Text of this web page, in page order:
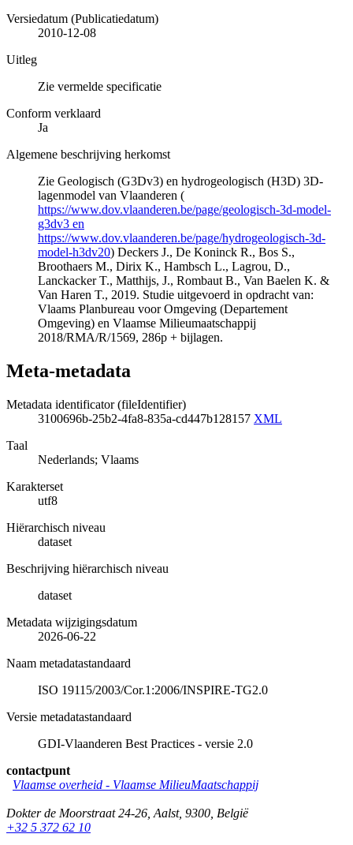
Versiedatum (Publicatiedatum)
2010-12-08
Uitleg
Zie vermelde specificatie
Conform verklaard
Ja
Algemene beschrijving herkomst
Zie Geologisch (G3Dv3) en hydrogeologisch (H3D) 3D-
lagenmodel van Vlaanderen (
https://www.dov.vlaanderen.be/page/geologisch-3d-model-
g3dv3 en
https://www.dov.vlaanderen.be/page/hydrogeologisch-3d-
model-h3dv20) Deckers J., De Koninck R., Bos S.,
Broothaers M., Dirix K., Hambsch L., Lagrou, D.,
Lanckacker T., Matthijs, J., Rombaut B., Van Baelen K. &
Van Haren T., 2019. Studie uitgevoerd in opdracht van:
Vlaams Planbureau voor Omgeving (Departement
Omgeving) en Vlaamse Milieumaatschappij
2018/RMA/R/1569, 286p + bijlagen.
Meta-metadata
Metadata identificator (fileIdentifier)
3100696b-25b2-4fa8-835a-cd447b128157 XML
Taal
Nederlands; Vlaams
Karakterset
utf8
Hiërarchisch niveau
dataset
Beschrijving hiërarchisch niveau
dataset
Metadata wijzigingsdatum
2026-06-22
Naam metadatastandaard
ISO 19115/2003/Cor.1:2006/INSPIRE-TG2.0
Versie metadatastandaard
GDI-Vlaanderen Best Practices - versie 2.0
contactpunt
Vlaamse overheid - Vlaamse MilieuMaatschappij
Dokter de Moorstraat 24-26 Aalst, 9300 België
+32 5 372 62 10